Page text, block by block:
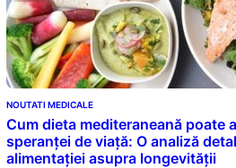
NOUTATI MEDICALE
Cum dieta mediteraneană poate
speranței de viață: O analiză
alimentației asupra longevității